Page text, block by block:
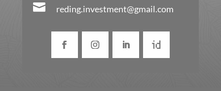
 reding.investment@gmail.com